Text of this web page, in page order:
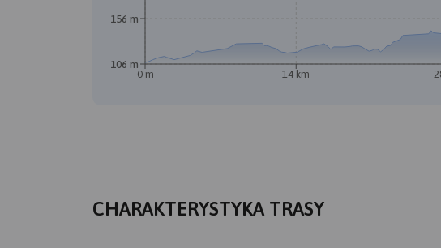
0 m 14 km
106 m
156 m
CHARAKTERYSTYKA TRASY